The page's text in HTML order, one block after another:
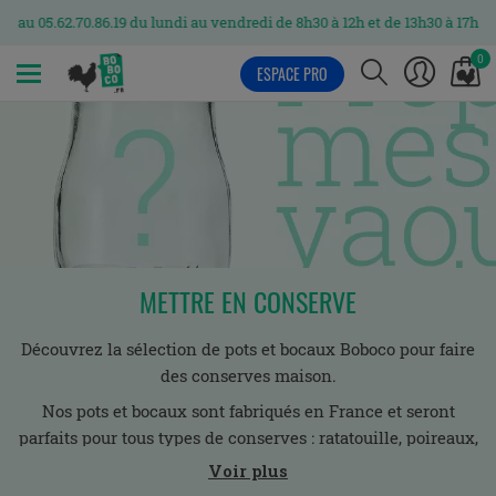
du lundi au vendredi de 8h30 à 12h et de 13h30 à 17h
0
ESPACE PRO
METTRE EN CONSERVE
Découvrez la sélection de pots et bocaux Boboco pour faire
des conserves maison.
Nos pots et bocaux sont fabriqués en France et seront
parfaits pour tous types de conserves : ratatouille, poireaux,
poulet, sardines.
Voir plus